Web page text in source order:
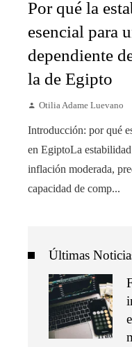
Por qué la
esencial para
dependiente
la de Egipto
Otilia Adame Luevano
Introducción: por qué
en EgiptoLa
inflación moderada,
capacidad de comp...
Últimas